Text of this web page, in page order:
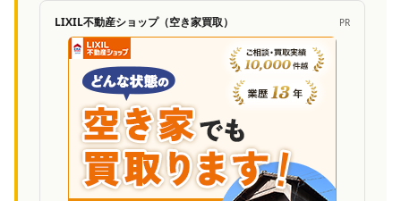
LIXIL不動産ショップ（空き家買取） PR